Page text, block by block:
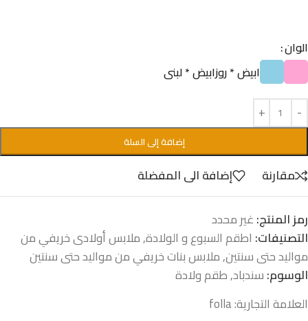
الوان
ابيض * روزابيض * لبنى
إضافة إلى السلة
مقارنة
إضافة الى المفضلة
رمز المنتج:غير محدد
التصنيفات: اطقم السبوع و الولادة,ملابس أولادى خريفي من
مواليد حتى سنتين,ملابس بنات خريفي من مواليد حتى سنتين
الوسوم:سندباد,طقم ولادة
العلامة التجارية:folla